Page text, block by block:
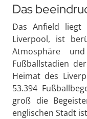
Das
Das Anfield liegt
Liverpool, ist
Atmosphäre
Fußballstadien
Heimat des
53.394
groß die
englischen Stadt